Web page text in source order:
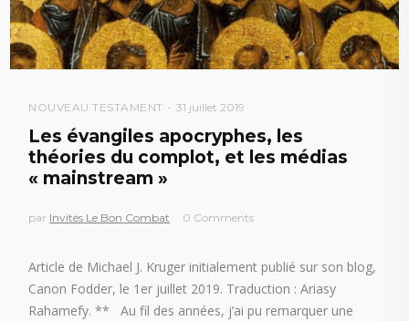
NOUVEAU TESTAMENT 31 juillet 2019
Les évangiles apocryphes, les
théories du complot, et les médias
« mainstream »
par Invités Le Bon Combat 0 Comments
Article de Michael J. Kruger initialement publié sur son blog,
Canon Fodder, le 1er juillet 2019. Traduction : Ariasy
Rahamefy. ** Au fil des années, j’ai pu remarquer une